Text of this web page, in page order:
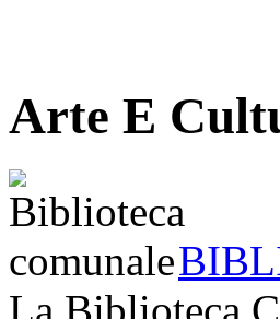
Arte E
La Biblioteca